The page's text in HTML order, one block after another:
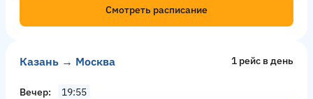
Смотреть расписание
Казань → Москва 1 рейс в день
Вечер
19:55